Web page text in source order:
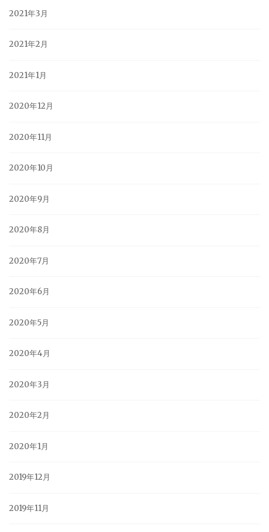
2021年3月
2021年2月
2021年1月
2020年12月
2020年11月
2020年10月
2020年9月
2020年8月
2020年7月
2020年6月
2020年5月
2020年4月
2020年3月
2020年2月
2020年1月
2019年12月
2019年11月